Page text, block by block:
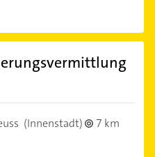
(Innenstadt)
7 km